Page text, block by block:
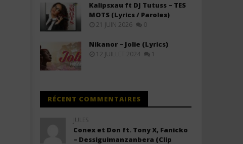
Kalipsxau ft DJ Tutuss – TES
MOTS (Lyrics / Paroles)
21 JUIN 2026 0
Nikanor – Jolie (Lyrics)
12 JUILLET 2024 1
RÉCENT COMMENTAIRES
JULES
Conex et Don ft. Tony X, Fanicko
– Dessiguimanzanbera (Clip